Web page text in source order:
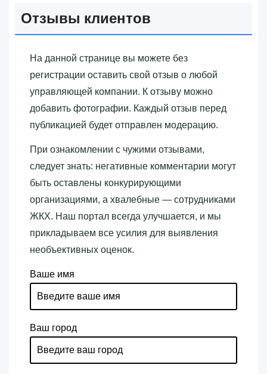
Отзывы клиентов
На данной странице вы можете без
регистрации оставить свой отзыв о любой
управляющей компании. К отзыву можно
добавить фотографии. Каждый отзыв перед
публикацией будет отправлен модерацию.
При ознакомлении с чужими отзывами,
следует знать: негативные комментарии могут
быть оставлены конкурирующими
организациями, а хвалебные — сотрудниками
ЖКХ. Наш портал всегда улучшается, и мы
прикладываем все усилия для выявления
необъективных оценок.
Ваше имя
Ваш город